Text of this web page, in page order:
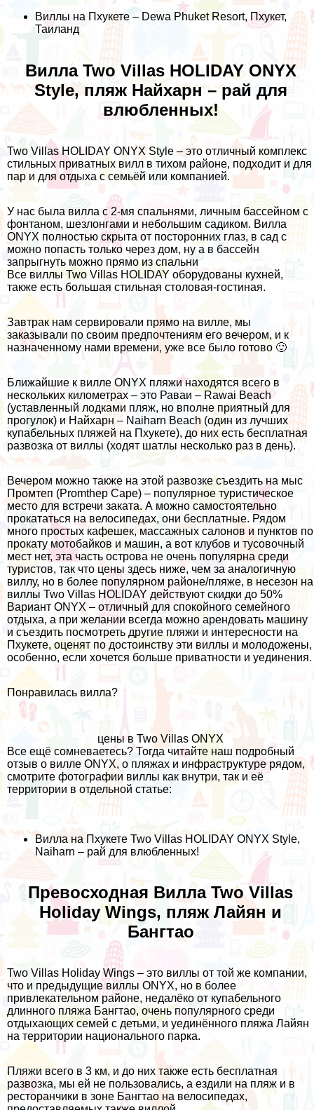
Виллы на Пхукете – Dewa Phuket Resort, Пхукет,
Таиланд
Вилла Two Villas HOLIDAY ONYX
Style, пляж Найхарн – рай для
влюбленных!
Two Villas HOLIDAY ONYX Style – это отличный комплекс
стильных приватных вилл в тихом районе, подходит и для
пар и для отдыха с семьёй или компанией.
У нас была вилла с 2-мя спальнями, личным бассейном с
фонтаном, шезлонгами и небольшим садиком. Вилла
ONYX полностью скрыта от посторонних глаз, в сад с
можно попасть только через дом, ну а в бассейн
запрыгнуть можно прямо из спальни
Все виллы Two Villas HOLIDAY оборудованы кухней,
также есть большая стильная столовая-гостиная.
Завтрак нам сервировали прямо на вилле, мы
заказывали по своим предпочтениям его вечером, и к
назначенному нами времени, уже все было готово 🙂
Ближайшие к вилле ONYX пляжи находятся всего в
нескольких километрах – это Раваи – Rawai Beach
(уставленный лодками пляж, но вполне приятный для
прогулок) и Найхарн – Naiharn Beach (один из лучших
купабельных пляжей на Пхукете), до них есть бесплатная
развозка от виллы (ходят шатлы несколько раз в день).
Вечером можно также на этой развозке съездить на мыс
Промтеп (Promthep Cape) – популярное туристическое
место для встречи заката. А можно самостоятельно
прокататься на велосипедах, они бесплатные. Рядом
много простых кафешек, массажных салонов и пунктов по
прокату мотобайков и машин, а вот клубов и тусовочный
мест нет, эта часть острова не очень популярна среди
туристов, так что цены здесь ниже, чем за аналогичную
виллу, но в более популярном районе/пляже, в несезон на
виллы Two Villas HOLIDAY действуют скидки до 50%
Вариант ONYX – отличный для спокойного семейного
отдыха, а при желании всегда можно арендовать машину
и съездить посмотреть другие пляжи и интересности на
Пхукете, оценят по достоинству эти виллы и молодожены,
особенно, если хочется больше приватности и уединения.
Понравилась вилла?
цены в Two Villas ONYX
Все ещё сомневаетесь? Тогда читайте наш подробный
отзыв о вилле ONYX, о пляжах и инфраструктуре рядом,
смотрите фотографии виллы как внутри, так и её
территории в отдельной статье:
Вилла на Пхукете Two Villas HOLIDAY ONYX Style,
Naiharn – рай для влюбленных!
Превосходная Вилла Two Villas
Holiday Wings, пляж Лайян и
Бангтао
Two Villas Holiday Wings – это виллы от той же компании,
что и предыдущие виллы ONYX, но в более
привлекательном районе, недалёко от купабельного
длинного пляжа Бангтао, очень популярного среди
отдыхающих семей с детьми, и уединённого пляжа Лайян
на территории национального парка.
Пляжи всего в 3 км, и до них также есть бесплатная
развозка, мы ей не пользовались, а ездили на пляж и в
ресторанчики в зоне Бангтао на велосипедах,